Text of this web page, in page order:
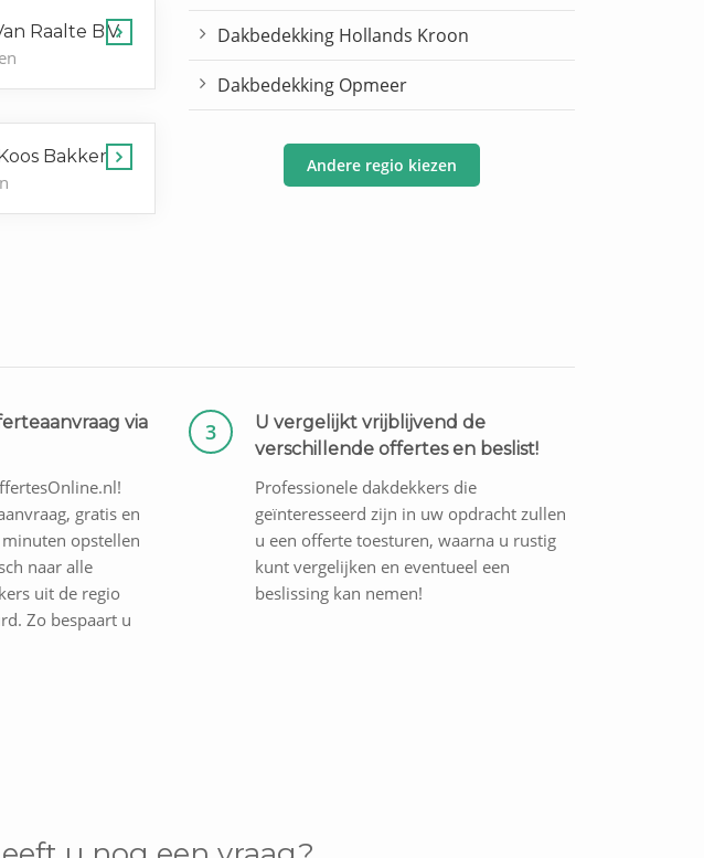
Raalte B.V.
Bakker
Dakbedekking Hollands Kroon
Dakbedekking Opmeer
Andere regio kiezen
via
gratis en
opstellen
naar alle
uit de regio
Zo bespaart u
3
U vergelijkt vrijblijvend de
verschillende offertes en beslist!
Professionele dakdekkers die
geïnteresseerd zijn in uw opdracht zullen
u een offerte toesturen, waarna u rustig
kunt vergelijken en eventueel een
beslissing kan nemen!